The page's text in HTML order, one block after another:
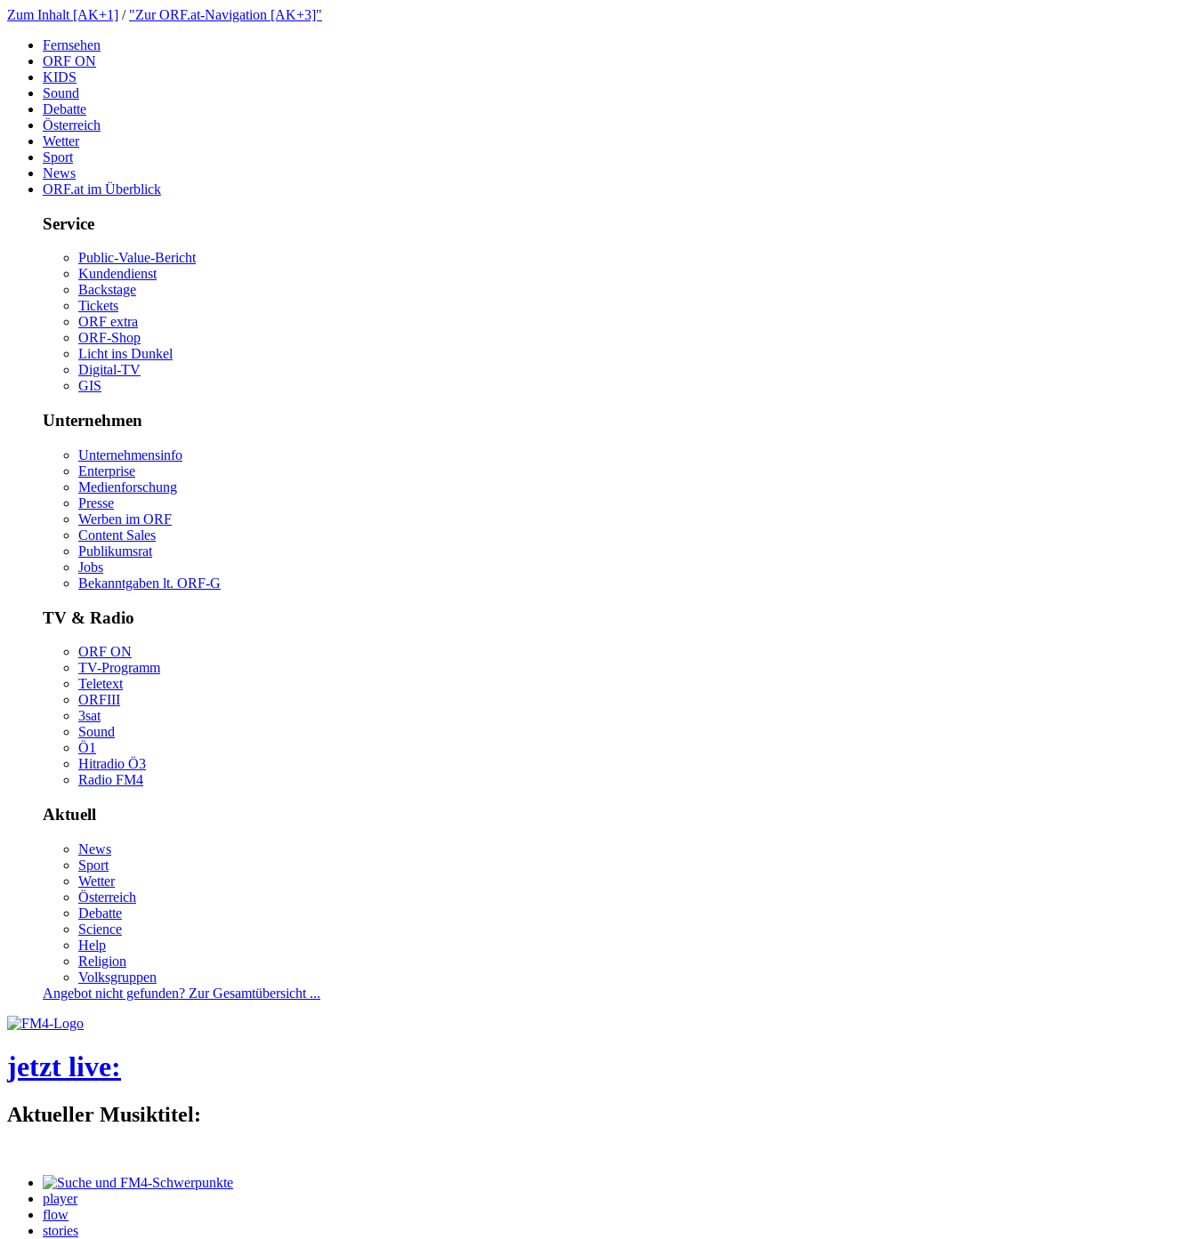
ZumInhalt[AK+1] / "ZurORF.at-Navigation[AK+3]"
Fernsehen
ORFON
KIDS
Sound
Debatte
Österreich
Wetter
Sport
News
ORF.atimÜberblick
Service
Public-Value-Bericht
Kundendienst
Backstage
Tickets
ORFextra
ORF-Shop
LichtinsDunkel
Digital-TV
GIS
Unternehmen
Unternehmensinfo
Enterprise
Medienforschung
Presse
WerbenimORF
ContentSales
Publikumsrat
Jobs
Bekanntgabenlt.ORF-G
TV&Radio
ORFON
TV-Programm
Teletext
ORFIII
3sat
Sound
Ö1
HitradioÖ3
RadioFM4
Aktuell
News
Sport
Wetter
Österreich
Debatte
Science
Help
Religion
Volksgruppen
Angebotnichtgefunden?ZurGesamtübersicht...
jetztlive:
AktuellerMusiktitel:
player
flow
stories